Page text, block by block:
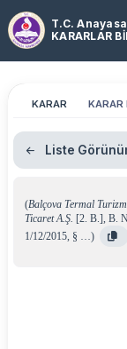
T.C.
KARARLAR
KARAR KARAR
Liste
(Balçova Termal
Ticaret A.Ş. [2. B.], B.
1/12/2015, § …)